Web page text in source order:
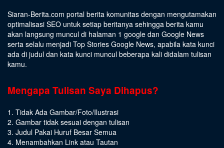
Siaran-Berita.com portal berita komunitas dengan mengutamakan
optimalisasi SEO untuk setiap beritanya sehingga berita kamu
akan langsung muncul di halaman 1 google dan Google News
serta selalu menjadi Top Stories Google News, apabila kata kunci
ada di judul dan kata kunci muncul beberapa kali didalam tulisan
kamu.
Mengapa Tulisan Saya Dihapus?
1. Tidak Ada Gambar/Foto/Ilustrasi
2. Gambar tidak sesuai dengan tulisan
3. Judul Pakai Huruf Besar Semua
4. Menambahkan Link atau Tautan